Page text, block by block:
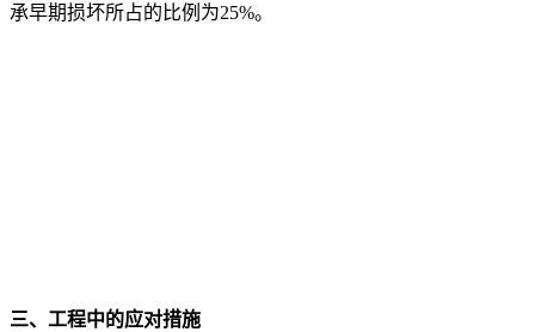
承早期损坏所占的比例为25%。
三、工程中的应对措施